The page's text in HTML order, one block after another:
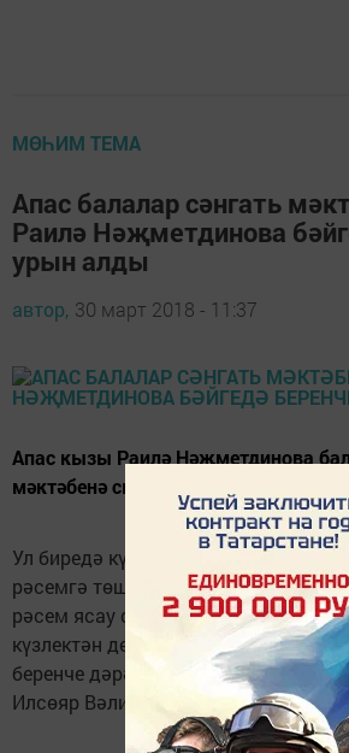
МӨҺИМ ТЕМА
Апас балалар сәнгать
Раилә Нәҗметдинова
урын алды
автор, 30 март 2018 - 11:37
Апас кызы Раилә Нәҗметдинова
мәктәбенә сынлы сәнгать түгәрәгенә
Ул биредә күзе белән күргәннәрне
рәсемгә төшерергә өйрәнә.
рәсем ясау серләренә төшендерә.
күзлектән дөнья“ Халыкара
беренче дәрәҗә Дипломга лаек
Илсөяр Вәлиевага шулай ук Диплом